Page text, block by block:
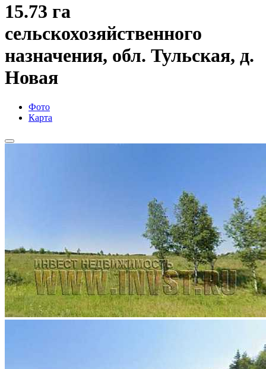
15.73 га
сельскохозяйственного
назначения, обл. Тульская, д.
Новая
Фото
Карта